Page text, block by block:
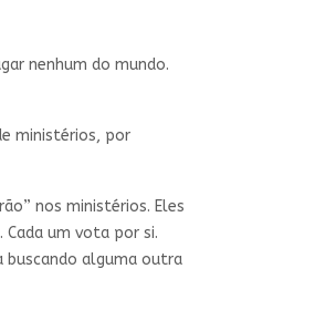
nenhum do mundo.
ministérios, por
nos ministérios. Eles
um vota por si.
buscando alguma outra